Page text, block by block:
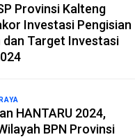
Provinsi Kalteng
Investasi Pengisian
dan Target Investasi
HANTARU 2024,
BPN Provinsi